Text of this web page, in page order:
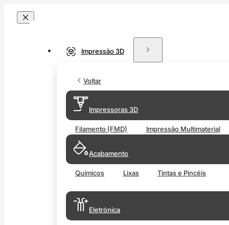
Impressão 3D
Voltar
Impressoras 3D
Filamento (FMD) Impressão Multimaterial
Acabamento
Químicos Lixas Tintas e Pincéis
Eletrónica